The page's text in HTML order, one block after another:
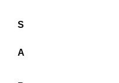
S
A